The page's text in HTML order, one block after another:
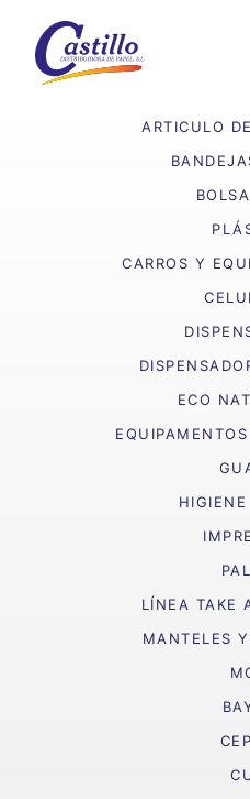
ARTICULO
CARROS Y
ECO
HIGIENE
LÍNEA TAKE
MANTELES